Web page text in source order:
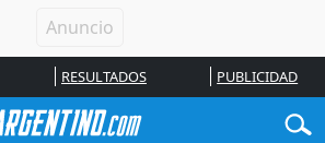
RESULTADOS PUBLICIDAD